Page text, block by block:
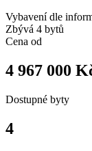
Vybavení dle
Zbývá 4 bytů
Cena od
4 967 000
Dostupné byty
4